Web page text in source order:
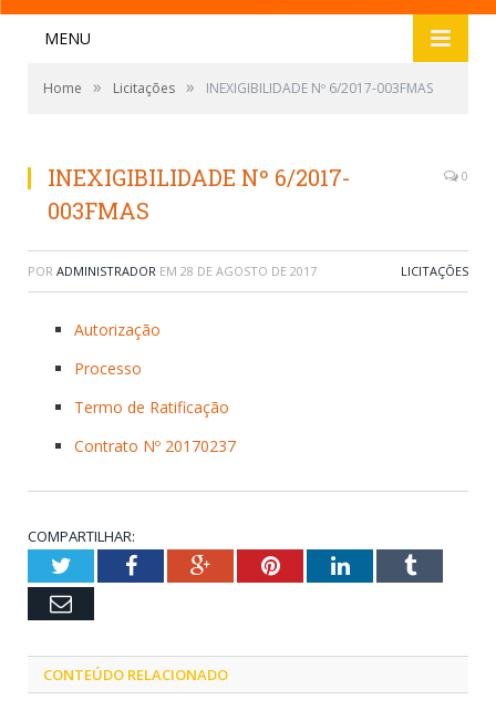
MENU
Home » Licitações » INEXIGIBILIDADE Nº 6/2017-003FMAS
INEXIGIBILIDADE Nº 6/2017-
003FMAS
0
POR ADMINISTRADOR EM 28 DE AGOSTO DE 2017 LICITAÇÕES
Autorização
Processo
Termo de Ratificação
Contrato Nº 20170237
COMPARTILHAR:
TwitterFacebookGoogle+PinterestLinkedInTumblr
Email
CONTEÚDO RELACIONADO